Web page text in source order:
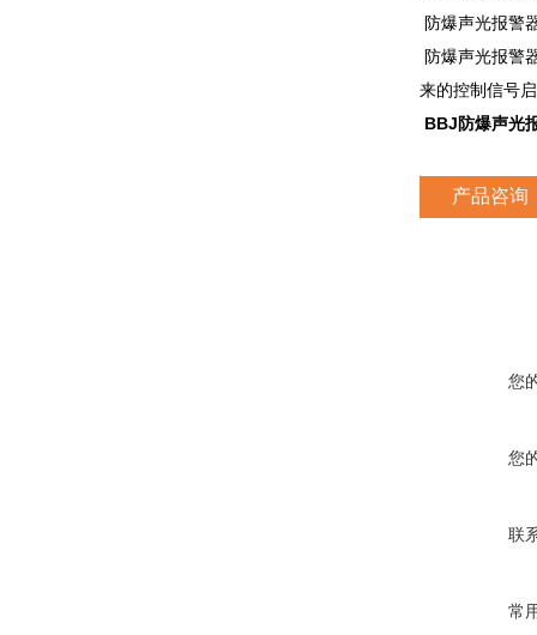
防爆声光报警
防爆声光报警
来的控制信号
BBJ防爆声光
产品咨询
您
您
联
常